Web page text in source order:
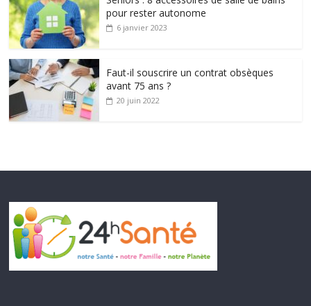
pour rester autonome
6 janvier 2023
Faut-il souscrire un contrat obsèques
avant 75 ans ?
20 juin 2022